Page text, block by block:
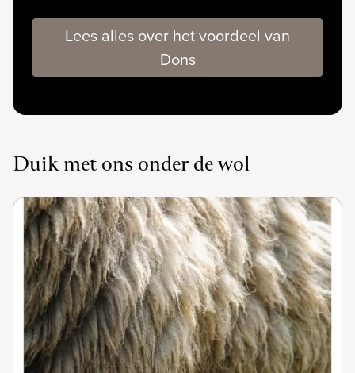
Lees alles over het voordeel van
Dons
Duik met ons onder de wol